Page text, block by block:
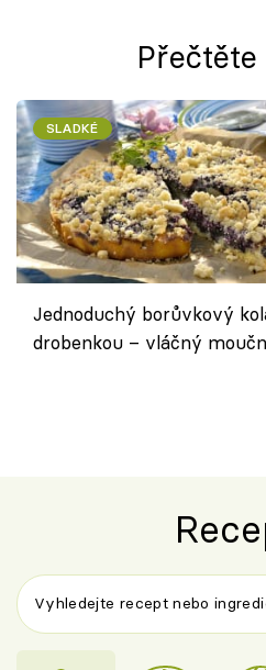
Přečtěte
SLADKÉ
Jednoduchý borůvkový
drobenkou – vláčný